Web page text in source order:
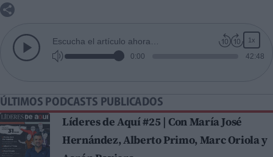
Escucha el artículo ahora… 1x
0:00 42:48
ÚLTIMOS PODCASTS PUBLICADOS
Líderes de Aquí #25 | Con María José
Hernández, Alberto Primo, Marc Oriola y